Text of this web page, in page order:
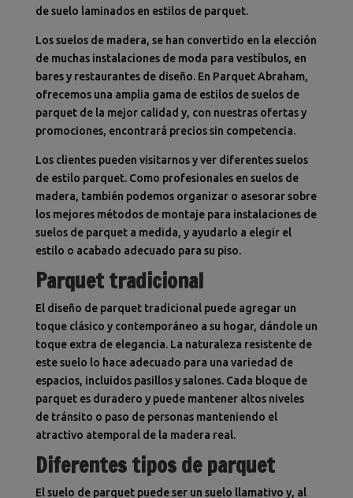
de suelo laminados en estilos de parquet.
Los suelos de madera, se han convertido en la elección
de muchas instalaciones de moda para vestíbulos, en
bares y restaurantes de diseño. En Parquet Abraham,
ofrecemos una amplia gama de estilos de suelos de
parquet de la mejor calidad y, con nuestras ofertas y
promociones, encontrará precios sin competencia.
Los clientes pueden visitarnos y ver diferentes suelos
de estilo parquet. Como profesionales en suelos de
madera, también podemos organizar o asesorar sobre
los mejores métodos de montaje para instalaciones de
suelos de parquet a medida, y ayudarlo a elegir el
estilo o acabado adecuado para su piso.
Parquet tradicional
El diseño de parquet tradicional puede agregar un
toque clásico y contemporáneo a su hogar, dándole un
toque extra de elegancia. La naturaleza resistente de
este suelo lo hace adecuado para una variedad de
espacios, incluidos pasillos y salones. Cada bloque de
parquet es duradero y puede mantener altos niveles
de tránsito o paso de personas manteniendo el
atractivo atemporal de la madera real.
Diferentes tipos de parquet
El suelo de parquet puede ser un suelo llamativo y, al